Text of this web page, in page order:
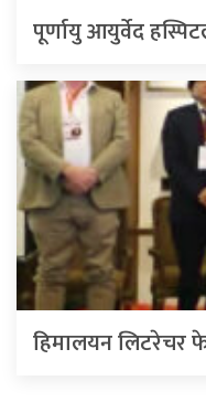
पूर्णायु आयुर्वेद
हिमालयन लिटरेचर